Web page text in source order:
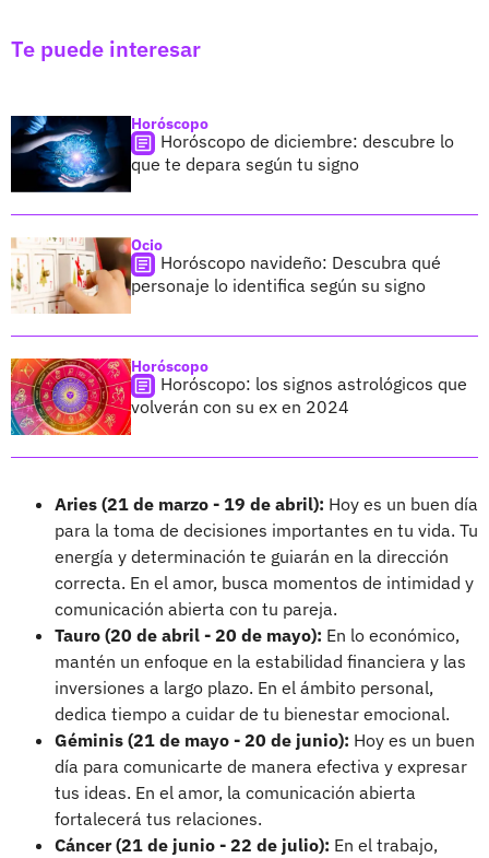
Te puede interesar
Horóscopo
Horóscopo de diciembre: descubre lo
que te depara según tu signo
Ocio
Horóscopo navideño: Descubra qué
personaje lo identifica según su signo
Horóscopo
Horóscopo: los signos astrológicos que
volverán con su ex en 2024
Aries (21 de marzo - 19 de abril): Hoy es un buen día
para la toma de decisiones importantes en tu vida. Tu
energía y determinación te guiarán en la dirección
correcta. En el amor, busca momentos de intimidad y
comunicación abierta con tu pareja.
Tauro (20 de abril - 20 de mayo): En lo económico,
mantén un enfoque en la estabilidad financiera y las
inversiones a largo plazo. En el ámbito personal,
dedica tiempo a cuidar de tu bienestar emocional.
Géminis (21 de mayo - 20 de junio): Hoy es un buen
día para comunicarte de manera efectiva y expresar
tus ideas. En el amor, la comunicación abierta
fortalecerá tus relaciones.
Cáncer (21 de junio - 22 de julio): En el trabajo,